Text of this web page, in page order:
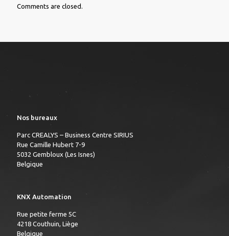
Comments are closed.
Nos bureaux
Parc CREALYS – Business Centre SIRIUS
Rue Camille Hubert 7-9
5032 Gembloux (Les Isnes)
Belgique
KNX Automation
Rue petite ferme 5C
4218 Couthuin, Liège
Belgique